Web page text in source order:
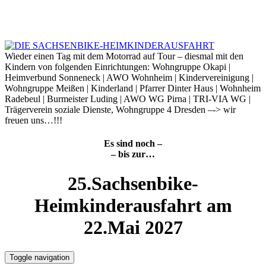
Wieder einen Tag mit dem Motorrad auf Tour – diesmal mit den
Kindern von folgenden Einrichtungen: Wohngruppe Okapi |
Heimverbund Sonneneck | AWO Wohnheim | Kindervereinigung |
Wohngruppe Meißen | Kinderland | Pfarrer Dinter Haus | Wohnheim
Radebeul | Burmeister Luding | AWO WG Pirna | TRI-VIA WG |
Trägerverein soziale Dienste, Wohngruppe 4 Dresden –-> wir
freuen uns…!!!
Es sind noch –
– bis zur…
25.Sachsenbike-
Heimkinderausfahrt am
22.Mai 2027
Toggle navigation